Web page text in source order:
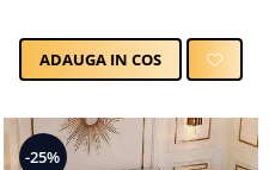
ADAUGA IN COS
-25%